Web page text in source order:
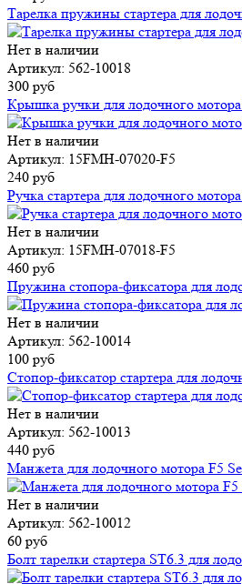
Тарелка пружины стартера для
Нет в наличии
Артикул: 562-10018
300 руб
Крышка ручки для лодочного
Нет в наличии
Артикул: 15FMH-07020-F5
240 руб
Ручка стартера для лодочного
Нет в наличии
Артикул: 15FMH-07018-F5
460 руб
Пружина стопора-фиксатора для
Нет в наличии
Артикул: 562-10014
100 руб
Стопор-фиксатор стартера для
Нет в наличии
Артикул: 562-10013
440 руб
Манжета для лодочного мотора F5
Нет в наличии
Артикул: 562-10012
60 руб
Болт тарелки стартера ST6.3 для